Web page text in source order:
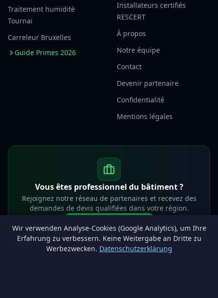
Wir verwenden Analyse-Cookies (Google Analytics), um Ihre
Erfahrung zu verbessern. Keine Weitergabe an Dritte zu
Werbezwecken. Datenschutzerklärung
Traitement humidité
Tournai
Carreleur Bruxelles
Guide Primes 2026
Installateurs certifiés
RESCERT
À propos
Notre équipe
Contact
Devenir partenaire
Confidentialité
Mentions légales
Vous êtes professionnel du bâtiment ?
Rejoignez notre réseau de partenaires et recevez des
demandes de devis qualifiées dans votre région.
info@lesprosdemaville.be